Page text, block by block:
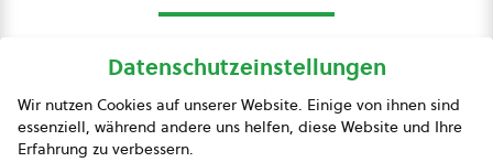
Presse
Datenschutzeinstellungen
Wir nutzen Cookies auf unserer Website. Einige von ihnen sind
essenziell, während andere uns helfen, diese Website und Ihre
Erfahrung zu verbessern.